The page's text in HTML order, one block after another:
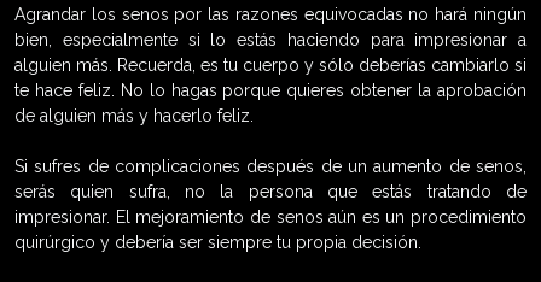
Agrandar los senos por las razones equivocadas no hará ningún
bien, especialmente si lo estás haciendo para impresionar a
alguien más. Recuerda, es tu cuerpo y sólo deberías cambiarlo si
te hace feliz. No lo hagas porque quieres obtener la aprobación
de alguien más y hacerlo feliz.
Si sufres de complicaciones después de un aumento de senos,
serás quien sufra, no la persona que estás tratando de
impresionar. El mejoramiento de senos aún es un procedimiento
quirúrgico y debería ser siempre tu propia decisión.